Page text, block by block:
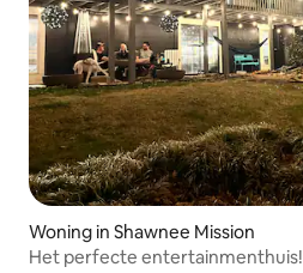
Woning in Shawnee Mission
Het perfecte entertainmenthuis!